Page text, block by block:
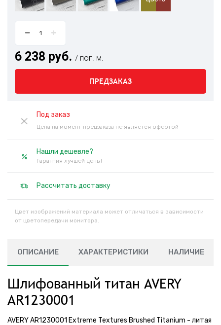
6 238 руб. / пог. м.
ПРЕДЗАКАЗ
Под заказ
Цена на момент предзаказа не является офертой
Нашли дешевле?
Гарантия лучшей цены!
Рассчитать доставку
Цвет изображений материала может отличаться в зависимости
от цветопередачи монитора.
ОПИСАНИЕ ХАРАКТЕРИСТИКИ НАЛИЧИЕ
Шлифованный титан AVERY
AR1230001
AVERY AR1230001 Extreme Textures Brushed Titanium - литая